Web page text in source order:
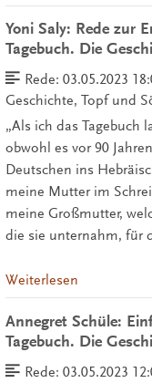
Yoni Saly: Rede zur
Tagebuch. Die
Rede: 03.05.2023
Geschichte, Topf und
„Als ich das Tagebuch
obwohl es vor 90
Deutschen ins
meine Mutter im
meine Großmutter,
die sie unternahm, für
Weiterlesen
Annegret Schüle:
Tagebuch. Die
Rede: 03.05.2023